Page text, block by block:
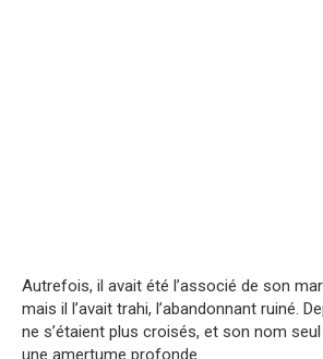
Autrefois, il avait été l’associé de son
mais il l’avait trahi, l’abandonnant ruiné.
ne s’étaient plus croisés, et son nom
une amertume profonde.